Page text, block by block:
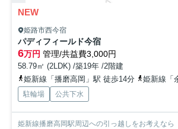
NEW
姫路市西今宿
パディフィールド今宿
6万円 管理/共益費3,000円
58.79㎡ (2LDK) /築19年 /2階建
姫新線「播磨高岡」駅 徒歩14分
姫新線「
駐輪場 公共下水
姫新線播磨高岡駅周辺への引っ越しをお考えなら